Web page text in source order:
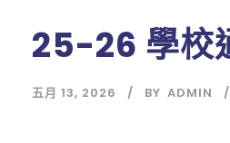
25-26 學校
五月 13, 2026 BY ADMIN